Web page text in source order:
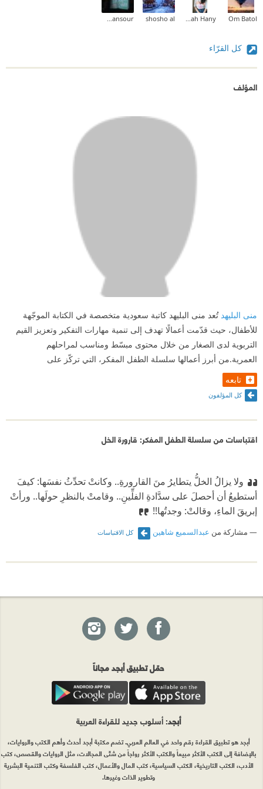
Om Batol
Sarah Hany
shosho al
Iman Mansour
كل القرّاء
المؤلف
منى البليهد تُعد منى البليهد كاتبة سعودية متخصصة في الكتابة الموجّهة
للأطفال، حيث قدّمت أعمالًا تهدف إلى تنمية مهارات التفكير وتعزيز القيم
التربوية لدى الصغار من خلال محتوى مبسّط ومناسب لمراحلهم
العمرية.من أبرز أعمالها سلسلة الطفل المفكر، التي تركّز على
تابعه
كل المؤلفون
اقتباسات من سلسلة الطفل المفكر: قارورة الخل
ولا يزالُ الخلُّ يتطايرُ منَ القارورةِ.. وكانتْ تحدِّثُ نفسَها: كيفَ
أستطيعُ أن أحصلَ على سدَّادةِ الفلِّينِ.. وقامتْ بالنظرِ حولَها.. ورأتْ
إبريقَ الماءِ، وقالتْ: وجدتُها!!
مشاركة من عبدالسميع شاهين كل الاقتباسات
حمّل تطبيق أبجد مجاناً
أبجد: أسلوب جديد للقراءة العربية
أبجد هو تطبيق القراءة رقم واحد في العالم العربي. تضم مكتبة أبجد أحدث وأهم الكتب والروايات،
بالإضافة إلى الكتب الأكثر مبيعاً والكتب الأكثر رواجاً من شتّى المجالات، مثل الروايات والقصص، كتب
الأدب، الكتب التاريخية، الكتب السياسية، كتب المال والأعمال، كتب الفلسفة وكتب التنمية البشرية
وتطوير الذات وغيرها.